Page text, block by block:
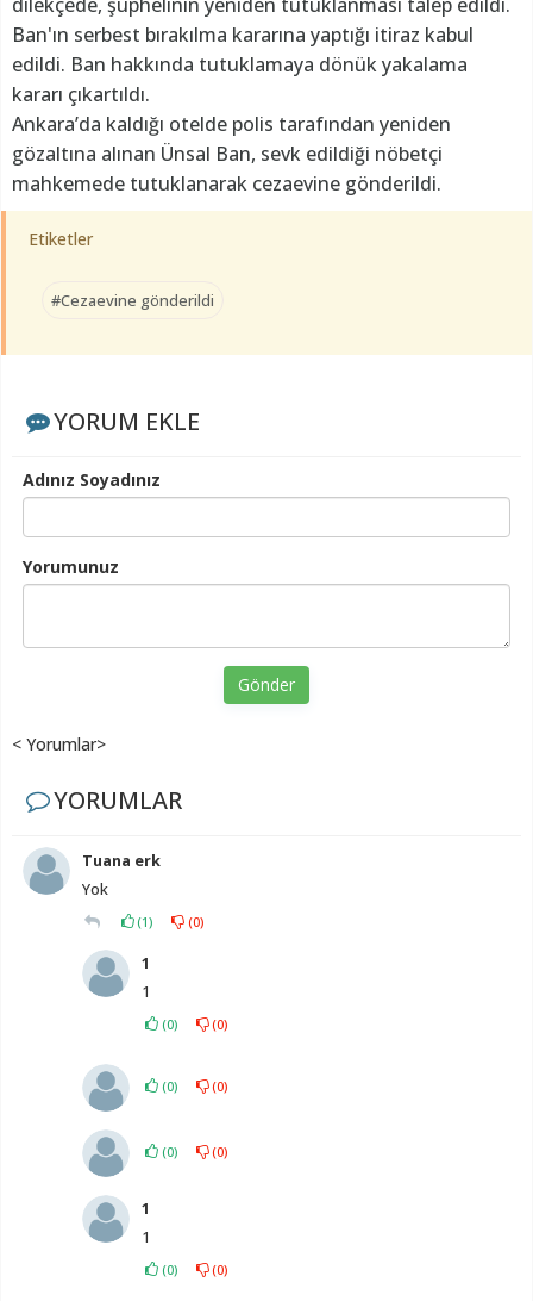
Ban'ın serbest bırakılma kararına yaptığı itiraz kabul
edildi. Ban hakkında tutuklamaya dönük yakalama
kararı çıkartıldı.
Ankara’da kaldığı otelde polis tarafından yeniden
gözaltına alınan Ünsal Ban, sevk edildiği nöbetçi
mahkemede tutuklanarak cezaevine gönderildi.
Etiketler
#Cezaevine gönderildi
YORUM EKLE
Adınız Soyadınız
Yorumunuz
Gönder
< Yorumlar>
YORUMLAR
Tuana erk
Yok
(1) (0)
1
1
(0) (0)
(0) (0)
(0) (0)
1
1
(0) (0)